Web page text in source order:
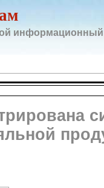
информационный